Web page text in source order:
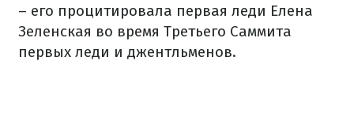
– его процитировала первая леди Елена
Зеленская во время Третьего Саммита
первых леди и джентльменов.